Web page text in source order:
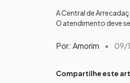
A Central de
O atendimento deve
Por: Amorim • 09/
Compartilhe este